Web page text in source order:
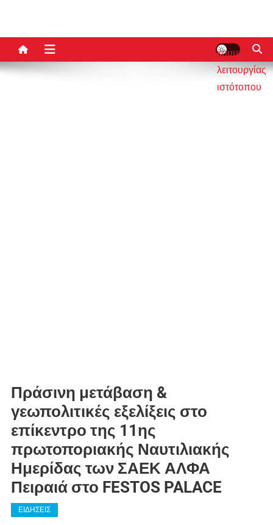
κουμπί
λειτουργίας
ιστότοπου
Πράσινη μετάβαση &
γεωπολιτικές εξελίξεις στο
επίκεντρο της 11ης
πρωτοποριακής Ναυτιλιακής
Ημερίδας των ΣΑΕΚ ΑΛΦΑ
Πειραιά στο FESTOS PALACE
ΕΙΔΗΣΕΙΣ